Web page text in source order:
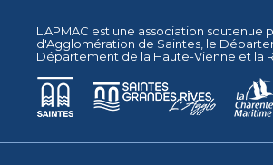
L'APMAC est une association soutenue
d'Agglomération de Saintes , le
Département de la Haute-Vienne et la